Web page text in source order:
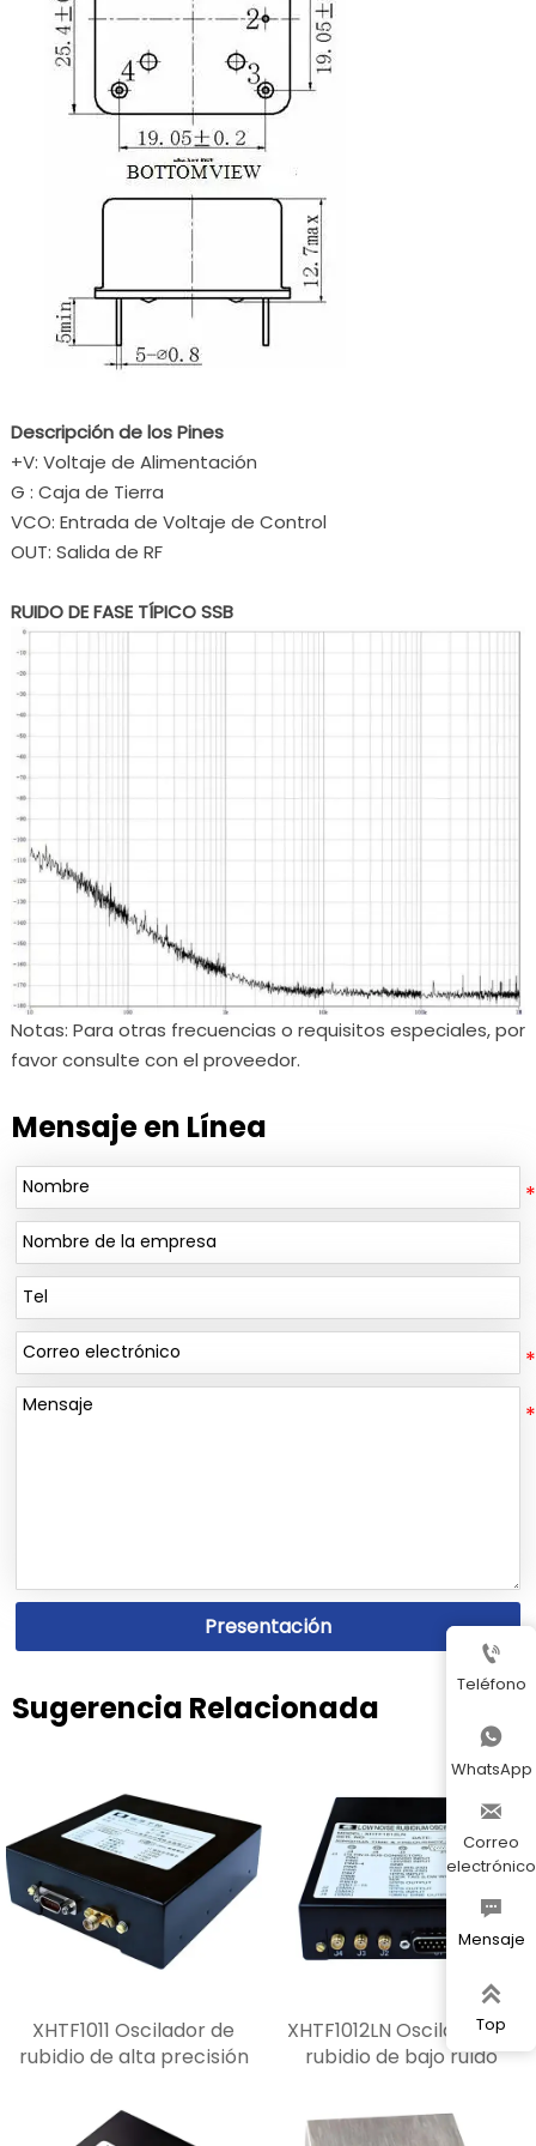
Descripción de los Pines
+V: Voltaje de Alimentación
G : Caja de Tierra
VCO: Entrada de Voltaje de Control
OUT: Salida de RF
RUIDO DE FASE TÍPICO SSB
Notas: Para otras frecuencias o requisitos especiales, por
favor consulte con el proveedor.
Mensaje en Línea
Presentación
Sugerencia Relacionada
XHTF1011 Oscilador de
rubidio de alta precisión
XHTF1012LN Oscilador de
rubidio de bajo ruido

Teléfono

WhatsApp

Correo
electrónico

Mensaje

Top